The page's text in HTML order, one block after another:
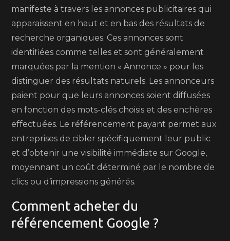
manifeste à travers les annonces publicitaires qui
apparaissent en haut et en bas des résultats de
recherche organiques. Ces annonces sont
identifiées comme telles et sont généralement
marquées par la mention « Annonce » pour les
distinguer des résultats naturels. Les annonceurs
paient pour que leurs annonces soient diffusées
en fonction des mots-clés choisis et des enchères
effectuées. Le référencement payant permet aux
entreprises de cibler spécifiquement leur public
et d’obtenir une visibilité immédiate sur Google,
moyennant un coût déterminé par le nombre de
clics ou d’impressions générés.
Comment acheter du
référencement Google ?